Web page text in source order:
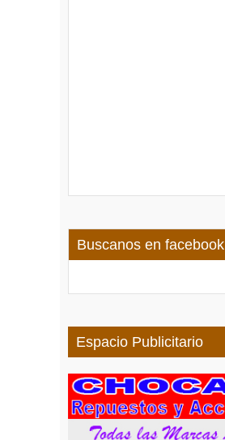
Buscanos en facebook
Espacio Publicitario